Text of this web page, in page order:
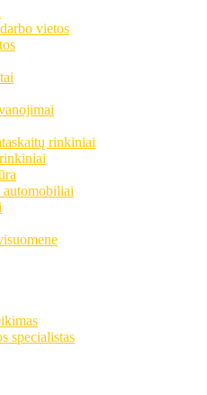
vietos
rinkiniai
specialistas